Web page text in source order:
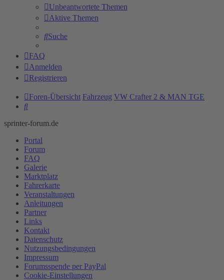
Unbeantwortete Themen
Aktive Themen
Suche
FAQ
Anmelden
Registrieren
Foren-Übersicht Fahrzeug VW Crafter 2 & MAN TGE
Suche
sprinter-forum.de
Portal
Forum
FAQ
Galerie
Marktplatz
Fahrerkarte
Veranstaltungen
Anleitungen
Partner
Links
Kontakt
Datenschutz
Nutzungsbedingungen
Impressum
Forumsspende per PayPal
Cookie-Einstellungen